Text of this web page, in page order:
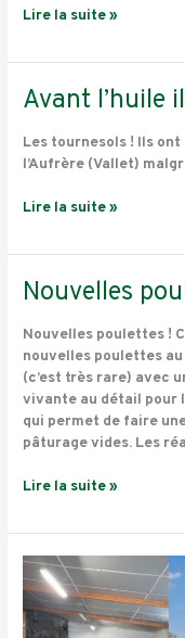
Lire la suite »
Avant l’huile
Les tournesols ! Ils
l’Aufrère (Vallet)
Avant
il
y
…
Lire la suite »
Nouvelles
Nouvelles poulettes !
nouvelles poulettes au
(c’est très rare) avec
vivante au détail pour
qui permet de faire
pâturage vides. Les
Nouvelles
Lire la suite »
Nouvelle
Plateforme